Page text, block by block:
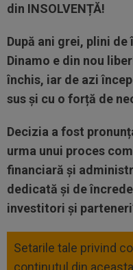
din INSOLVENȚĂ!
După ani grei, plini
Dinamo e din nou
închis, iar de azi
sus și cu o forță de
Decizia a fost
urma unui proces
financiară și
dedicată și de
investitori și parteneri
Setarile tale privind
continutul din